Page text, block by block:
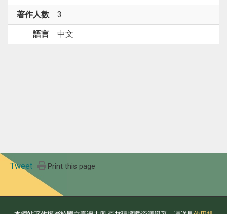
著作人數 3
語言 中文
Tweet Print this page